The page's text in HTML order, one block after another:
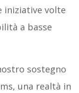
iniziative volte
a basse
sostegno
una realtà in